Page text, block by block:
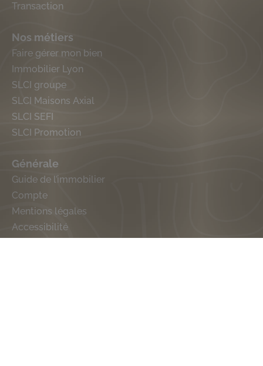
Transaction
Nos métiers
Faire gérer mon bien
Immobilier Lyon
SLCI groupe
SLCI Maisons Axial
SLCI SEFI
SLCI Promotion
Générale
Guide de l’immobilier
Compte
Mentions légales
Accessibilité